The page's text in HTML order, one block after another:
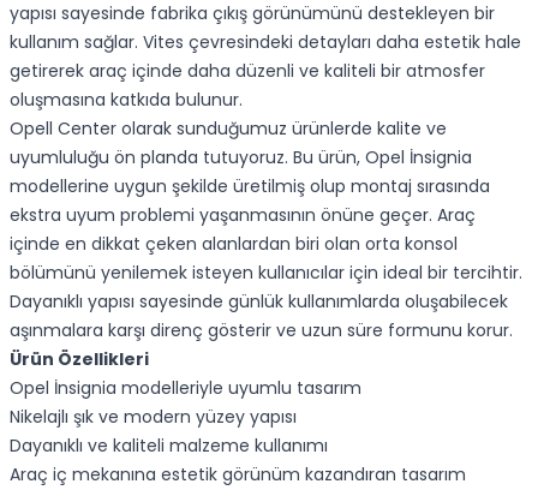
yapısı sayesinde fabrika çıkış görünümünü destekleyen bir
kullanım sağlar. Vites çevresindeki detayları daha estetik hale
getirerek araç içinde daha düzenli ve kaliteli bir atmosfer
oluşmasına katkıda bulunur.
Opell Center olarak sunduğumuz ürünlerde kalite ve
uyumluluğu ön planda tutuyoruz. Bu ürün, Opel İnsignia
modellerine uygun şekilde üretilmiş olup montaj sırasında
ekstra uyum problemi yaşanmasının önüne geçer. Araç
içinde en dikkat çeken alanlardan biri olan orta konsol
bölümünü yenilemek isteyen kullanıcılar için ideal bir tercihtir.
Dayanıklı yapısı sayesinde günlük kullanımlarda oluşabilecek
aşınmalara karşı direnç gösterir ve uzun süre formunu korur.
Ürün Özellikleri
Opel İnsignia modelleriyle uyumlu tasarım
Nikelajlı şık ve modern yüzey yapısı
Dayanıklı ve kaliteli malzeme kullanımı
Araç iç mekanına estetik görünüm kazandıran tasarım